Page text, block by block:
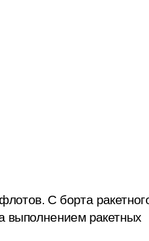
С борта
выполнением ракетных